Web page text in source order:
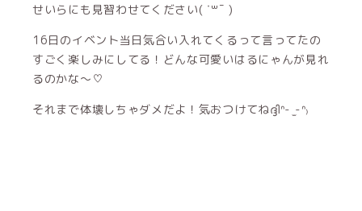
せいらにも見習わせてください( ˙꒳¯ )
16日のイベント当日気合い入れてくるって言ってたの
すごく楽しみにしてる！どんな可愛いはるにゃんが見れ
るのかな〜♡
それまで体壊しちゃダメだよ！気おつけてねദ്ദിᐢ- ̫-ᐢ₎